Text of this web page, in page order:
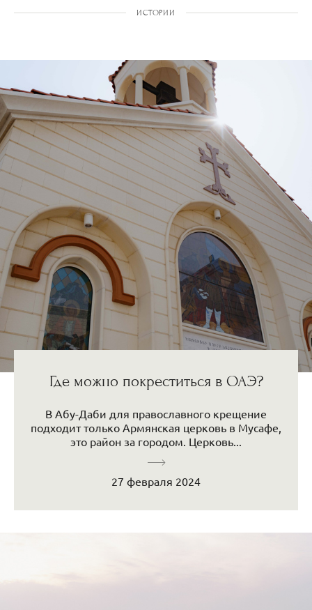
ИСТОРИИ
Где можно покреститься в ОАЭ?
В Абу-Даби для православного крещение
подходит только Армянская церковь в Мусафе,
это район за городом. Церковь...
27 февраля 2024